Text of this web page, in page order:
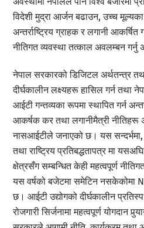
विदेशी मुद्रा आर्जन बढाउन, उच्च मूल्यका
अन्तर्राष्ट्रिय ग्राहक र लगानी आकर्षित
नीतिगत व्यवस्था तत्काल अवलम्बन गर्नु
नेपाल सरकारको डिजिटल अर्थतन्त्र
दीर्घकालीन लक्ष्यहरू हासिल गर्न तथा
आईटी गन्तव्यका रूपमा स्थापित गर्न
आकर्षक कर तथा लगानीमैत्री
नासआईटीले जनाएको छ। यस
तथा राष्ट्रिय प्रतिबद्धतापत्र मा
क्षेत्रसँग सम्बन्धित केही महत्वपूर्ण
यस वर्षको बजेटमा समेटिन नसकेकोमा
छ। आईटी उद्योगको दीर्घकालीन
रोजगारी सिर्जनामा महत्वपूर्ण योगदान